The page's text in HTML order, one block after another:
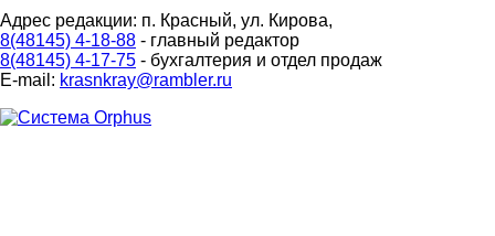
Адрес редакции: п. Красный, ул. Кирова,
8(48145) 4-18-88 - главный редактор
8(48145) 4-17-75 - бухгалтерия и отдел продаж
E-mail: krasnkray@rambler.ru